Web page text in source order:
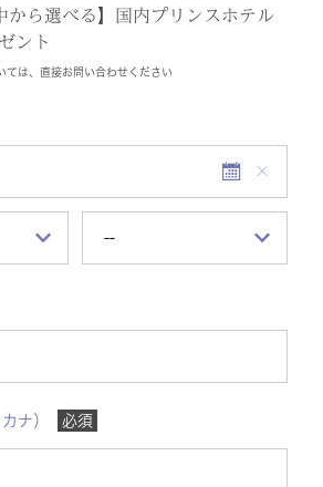
から選べる】国内プリンスホテル
ント
は、直接お問い合わせください
ナ） 必須